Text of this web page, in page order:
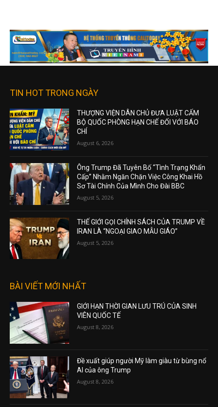
TIN HOT TRONG NGÀY
THƯỢNG VIỆN DÂN CHỦ ĐƯA LUẬT CẤM
BỘ QUỐC PHÒNG HẠN CHẾ ĐỐI VỚI BÁO
CHÍ
August 6, 2026
Ông Trump Đã Tuyên Bố “Tình Trạng Khẩn
Cấp” Nhằm Ngăn Chặn Việc Công Khai Hồ
Sơ Tài Chính Của Mình Cho Đài BBC
August 5, 2026
THẾ GIỚI GỌI CHÍNH SÁCH CỦA TRUMP VỀ
IRAN LÀ “NGOẠI GIAO MẪU GIÁO”
August 5, 2026
BÀI VIẾT MỚI NHẤT
GIỚI HẠN THỜI GIAN LƯU TRÚ CỦA SINH
VIÊN QUỐC TẾ
August 8, 2026
Đề xuất giúp người Mỹ làm giàu từ bùng nổ
AI của ông Trump
August 8, 2026